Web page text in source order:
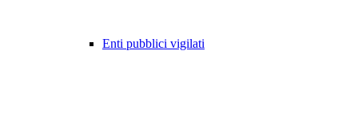
Enti pubblici vigilati